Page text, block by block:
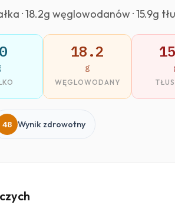
· 18.2g węglowodanów · 15.9g
18.2
g
WĘGLOWODANY
48 Wynik zdrowotny